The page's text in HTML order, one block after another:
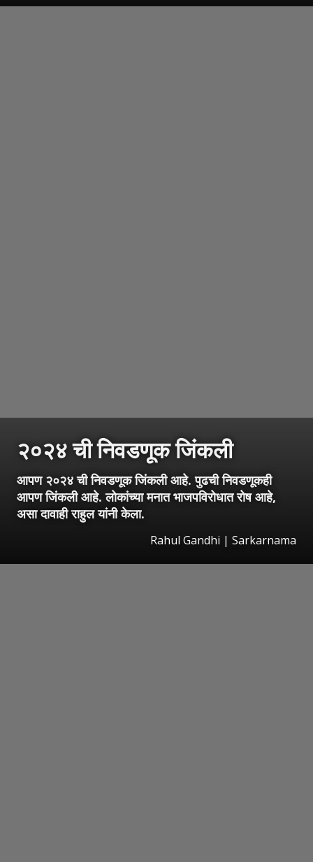
२०२४ ची निवडणूक जिंकली
आपण २०२४ ची निवडणूक जिंकली आहे. पुढची निवडणूकही
आपण जिंकली आहे. लोकांच्या मनात भाजपविरोधात रोष आहे,
असा दावाही राहुल यांनी केला.
Rahul Gandhi | Sarkarnama